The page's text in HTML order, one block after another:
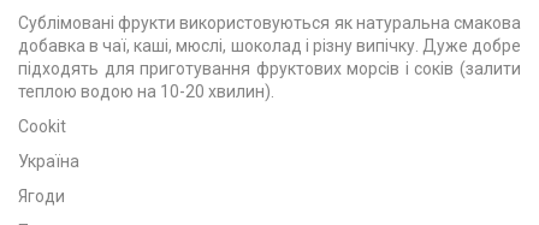
Сублімовані фрукти використовуються як натуральна смакова
добавка в чаї, каші, мюслі, шоколад і різну випічку. Дуже добре
підходять для приготування фруктових морсів і соків (залити
теплою водою на 10-20 хвилин).
Cookit
Україна
Ягоди